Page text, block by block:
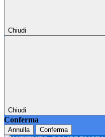
Chiudi
Chiudi
Conferma
Annulla Conferma